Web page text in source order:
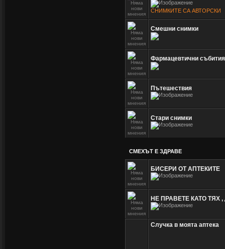
СНИМКИТЕ СА АВТОРСКИ
Смешни снимки
Фармацевтични събития
Пътешествия
Стари снимки
СМЕХЪТ Е ЗДРАВЕ
БИСЕРИ ОТ АПТЕКИТЕ
НЕ ПРАВЕТЕ КАТО ТЯХ
Случка в моята аптека